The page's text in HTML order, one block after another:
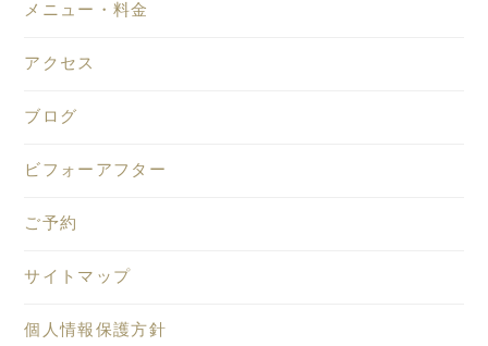
メニュー・料金
アクセス
ブログ
ビフォーアフター
ご予約
サイトマップ
個人情報保護方針